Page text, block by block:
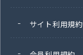
サイト利用規約